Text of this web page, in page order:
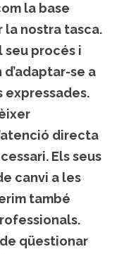
la base
la nostra tasca.
seu procés i
se a
directa
Els seus
canvi a les
també
qüestionar